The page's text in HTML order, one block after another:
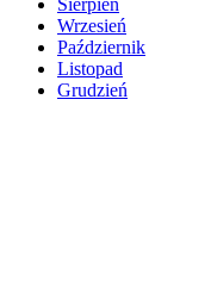
Sierpień
Wrzesień
Październik
Listopad
Grudzień